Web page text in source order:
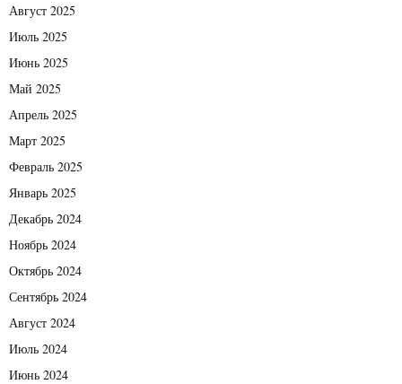
Август 2025
Июль 2025
Июнь 2025
Май 2025
Апрель 2025
Март 2025
Февраль 2025
Январь 2025
Декабрь 2024
Ноябрь 2024
Октябрь 2024
Сентябрь 2024
Август 2024
Июль 2024
Июнь 2024